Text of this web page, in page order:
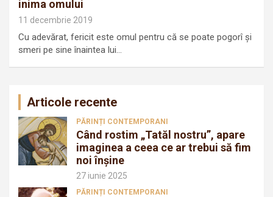
inima omului
11 decembrie 2019
Cu adevărat, fericit este omul pentru că se poate pogorî şi
smeri pe sine înaintea lui…
Articole recente
PĂRINȚI CONTEMPORANI
Când rostim „Tatăl nostru”, apare
imaginea a ceea ce ar trebui să fim
noi înșine
27 iunie 2025
PĂRINȚI CONTEMPORANI